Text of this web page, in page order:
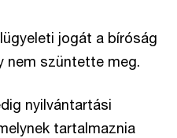
jogát a bíróság
nem szüntette meg.
nyilvántartási
tartalmaznia